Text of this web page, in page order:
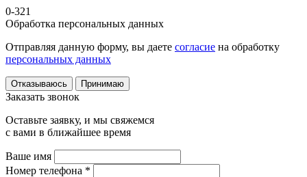
0-321
Обработка персональных данных
Отправляя данную форму, вы даете согласие на обработку
персональных данных
Отказываюсь Принимаю
Заказать звонок
Оставьте заявку, и мы свяжемся
с вами в ближайшее время
Ваше имя
Номер телефона *